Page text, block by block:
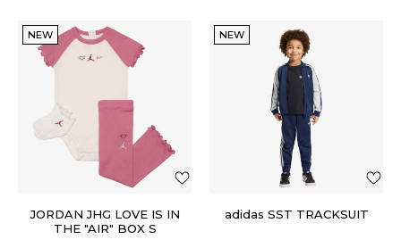
NEW
JORDAN JHG LOVE IS IN
THE "AIR" BOX S
NEW
adidas SST TRACKSUIT